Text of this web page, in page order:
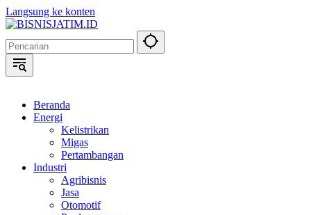
Langsung ke konten
Beranda
Energi
Kelistrikan
Migas
Pertambangan
Industri
Agribisnis
Jasa
Otomotif